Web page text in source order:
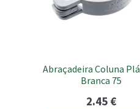
Abraçadeira Coluna
Branca 75
2.45 €